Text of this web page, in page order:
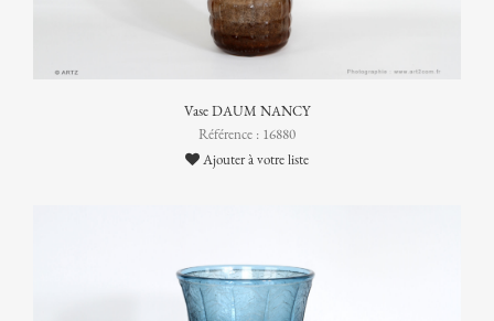
Vase DAUM NANCY
Référence : 16880
Ajouter à votre liste